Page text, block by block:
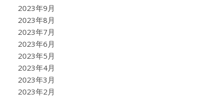
2023年9月
2023年8月
2023年7月
2023年6月
2023年5月
2023年4月
2023年3月
2023年2月